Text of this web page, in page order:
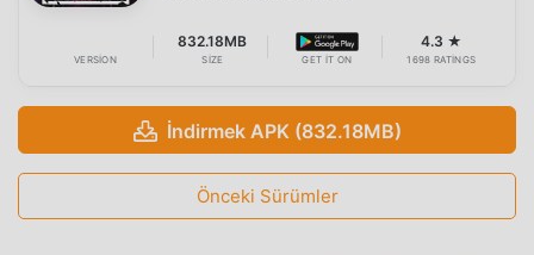
VERSION
832.18MB
SIZE GET IT ON
4.3 ★
1698 RATINGS
İndirmek APK (832.18MB)
Önceki Sürümler